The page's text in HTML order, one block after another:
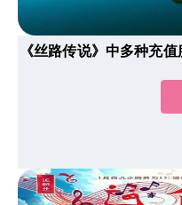
《丝路传说》中多种充